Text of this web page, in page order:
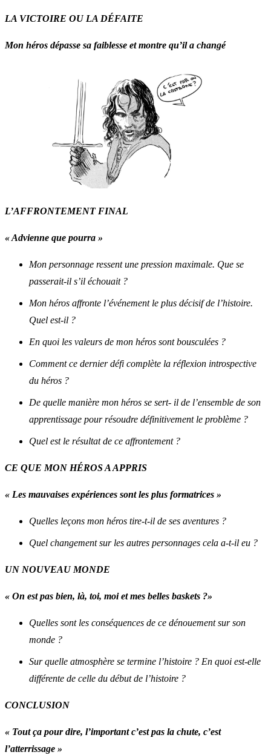
LA VICTOIRE OU LA DÉFAITE
Mon héros dépasse sa faiblesse et montre qu’il a changé
L’AFFRONTEMENT FINAL
« Advienne que pourra »
Mon personnage ressent une pression maximale. Que se
passerait-il s’il échouait ?
Mon héros affronte l’événement le plus décisif de l’histoire.
Quel est-il ?
En quoi les valeurs de mon héros sont bousculées ?
Comment ce dernier défi complète la réflexion introspective
du héros ?
De quelle manière mon héros se sert- il de l’ensemble de son
apprentissage pour résoudre définitivement le problème ?
Quel est le résultat de ce affrontement ?
CE QUE MON HÉROS A APPRIS
« Les mauvaises expériences sont les plus formatrices »
Quelles leçons mon héros tire-t-il de ses aventures ?
Quel changement sur les autres personnages cela a-t-il eu ?
UN NOUVEAU MONDE
« On est pas bien, là, toi, moi et mes belles baskets ?»
Quelles sont les conséquences de ce dénouement sur son
monde ?
Sur quelle atmosphère se termine l’histoire ? En quoi est-elle
différente de celle du début de l’histoire ?
CONCLUSION
« Tout ça pour dire, l’important c’est pas la chute, c’est
l’atterrissage »